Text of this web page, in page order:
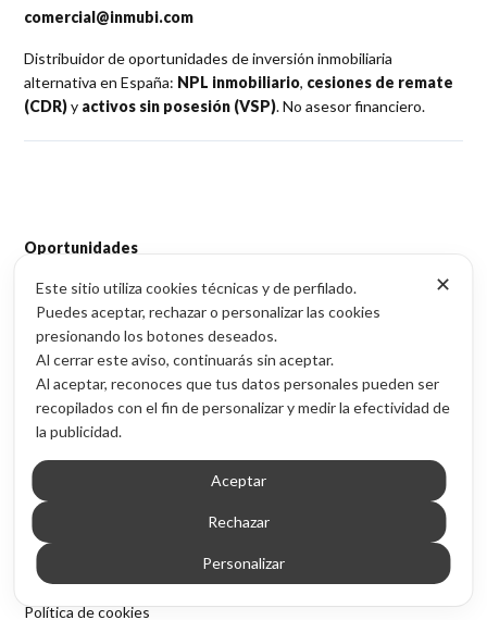
comercial@inmubi.com
Distribuidor de oportunidades de inversión inmobiliaria
alternativa en España: NPL inmobiliario, cesiones de remate
(CDR)y activos sin posesión (VSP). No asesor financiero.
Oportunidades
NPL inmobiliario
Cesiones de remate (CDR)
Activos sin posesión (VSP)
Acceso por provincia
Contenido
Sobre Inmubi
Legal
Aviso legal
Política de privacidad
Política de cookies
✕
Este sitio utiliza cookies técnicas y de perfilado.
Puedes aceptar, rechazar o personalizar las cookies
presionando los botones deseados.
Al cerrar este aviso, continuarás sin aceptar.
Al aceptar, reconoces que tus datos personales pueden ser
recopilados con el fin de personalizar y medir la efectividad de
la publicidad.
Aceptar
Rechazar
Personalizar